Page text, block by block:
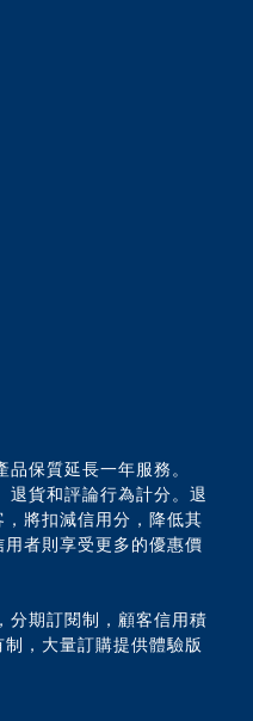
保質延長一年服務。
退貨和評論行為計分。退
將扣減信用分，降低其
者則享受更多的優惠價
分期訂閱制，顧客信用積
，大量訂購提供體驗版